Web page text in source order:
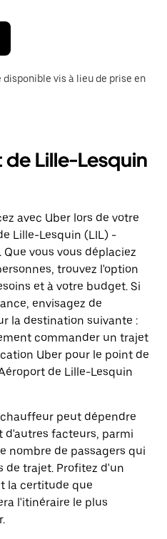
disponible vis à lieu de prise en
Lille-Lesquin
avec Uber lors de votre
Lille-Lesquin (LIL) -
vous vous déplaciez
trouvez l'option
et à votre budget. Si
envisagez de
la destination suivante :
commander un trajet
Uber pour le point de
de Lille-Lesquin
peut dépendre
d'autres facteurs, parmi
nombre de passagers qui
de trajet. Profitez d'un
la certitude que
l'itinéraire le plus